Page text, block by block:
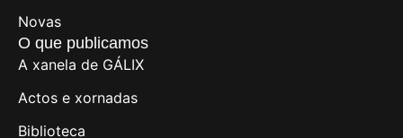
Novas
O que publicamos
A xanela de GÁLIX
Actos e xornadas
Biblioteca